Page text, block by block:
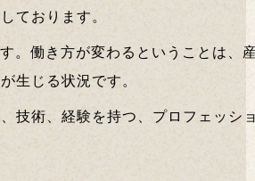
ております。
。働き方が変わるということは、
生じる状況です。
技術、経験を持つ、プロフェッシ